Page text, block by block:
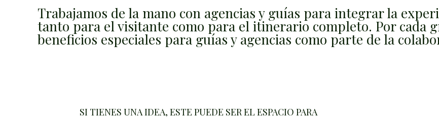
Trabajamos de la mano con agencias y guías para integrar la
tanto para el visitante como para el itinerario completo. Por cada
beneficios especiales para guías y agencias como parte de la
SI TIENES UNA IDEA, ESTE PUEDE SER EL ESPACIO PARA